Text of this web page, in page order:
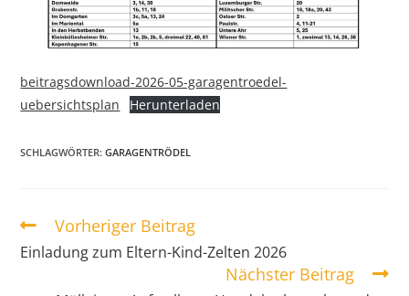
beitragsdownload-2026-05-garagentroedel-
uebersichtsplan
Herunterladen
SCHLAGWÖRTER:GARAGENTRÖDEL
Vorheriger Beitrag
Einladung zum Eltern-Kind-Zelten 2026
Nächster Beitrag